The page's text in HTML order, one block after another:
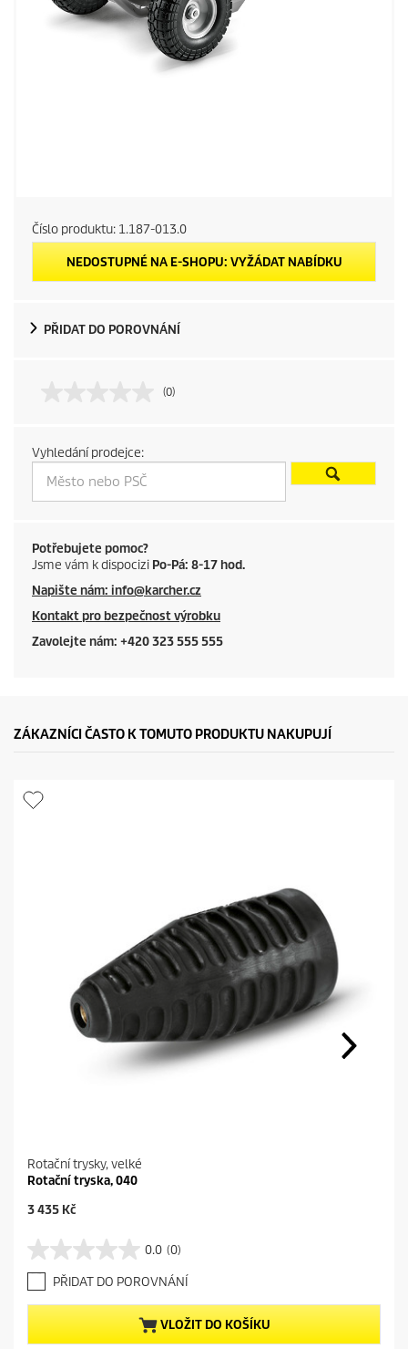
Číslo produktu: 1.187-013.0
NEDOSTUPNÉ NA E-SHOPU: VYŽÁDAT NABÍDKU
PŘIDAT DO POROVNÁNÍ
(0)
Vyhledání prodejce:
Potřebujete pomoc?
Jsme vám k dispocizi Po-Pá: 8-17 hod.
Napište nám: info@karcher.cz
Kontakt pro bezpečnost výrobku
Zavolejte nám: +420 323 555 555
ZÁKAZNÍCI ČASTO K TOMUTO PRODUKTU NAKUPUJÍ
Rotační trysky, velké
Rotační tryska, 040
C
e
n
t
p
r
3 435 Kč
0.0 (0)
0
.
0
z
5
h
PŘIDAT DO POROVNÁNÍ
VLOŽIT DO KOŠÍKU